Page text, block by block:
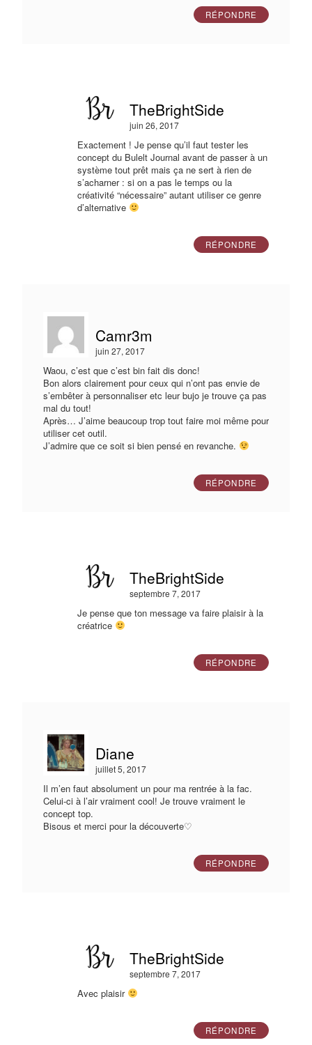
RÉPONDRE
TheBrightSide
juin 26, 2017
Exactement ! Je pense qu’il faut tester les
concept du Bulelt Journal avant de passer à un
système tout prêt mais ça ne sert à rien de
s’acharner : si on a pas le temps ou la
créativité “nécessaire” autant utiliser ce genre
d’alternative
RÉPONDRE
Camr3m
juin 27, 2017
Waou, c’est que c’est bin fait dis donc!
Bon alors clairement pour ceux qui n’ont pas envie de
s’embêter à personnaliser etc leur bujo je trouve ça pas
mal du tout!
Après… J’aime beaucoup trop tout faire moi même pour
utiliser cet outil.
J’admire que ce soit si bien pensé en revanche.
RÉPONDRE
TheBrightSide
septembre 7, 2017
Je pense que ton message va faire plaisir à la
créatrice
RÉPONDRE
Diane
juillet 5, 2017
Il m’en faut absolument un pour ma rentrée à la fac.
Celui-ci à l’air vraiment cool! Je trouve vraiment le
concept top.
Bisous et merci pour la découverte♡
RÉPONDRE
TheBrightSide
septembre 7, 2017
Avec plaisir
RÉPONDRE